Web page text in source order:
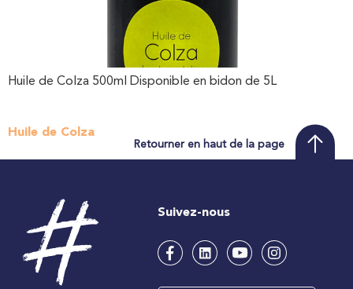
Huile de Colza 500ml Disponible en bidon de 5L
Huile de Colza
Retourner en haut de la page
Suivez-nous